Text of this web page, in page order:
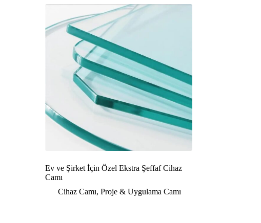
Ev ve Şirket İçin Özel Ekstra Şeffaf Cihaz
Camı
Cihaz Camı,Proje & Uygulama Camı